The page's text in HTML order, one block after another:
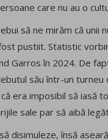
care nu au o
să ne mirăm că unii
pustiit. Statistic
Garros în 2024. De
său într-un
era imposibil să iasă
sale par să aibă
disimuleze, însă